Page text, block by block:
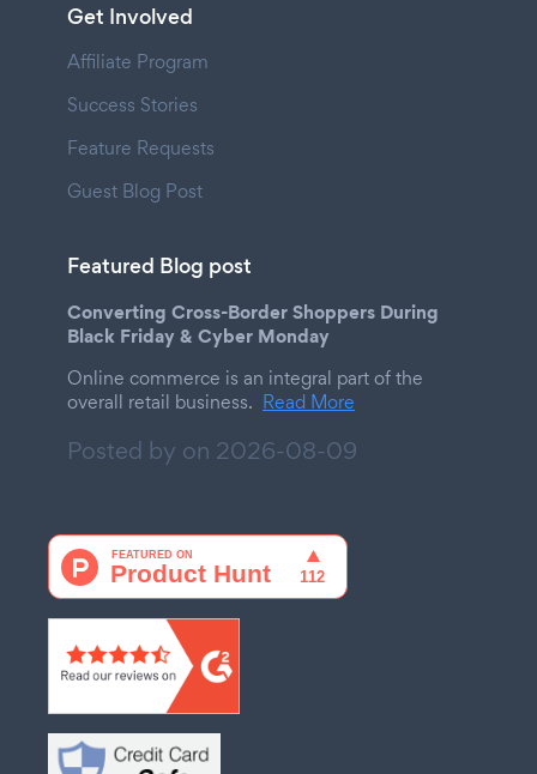
Get Involved
Affiliate Program
Success Stories
Feature Requests
Guest Blog Post
Featured Blog post
Converting Cross-Border Shoppers During
Black Friday & Cyber Monday
Online commerce is an integral part of the
overall retail business. Read More
Posted by on 2026-08-09